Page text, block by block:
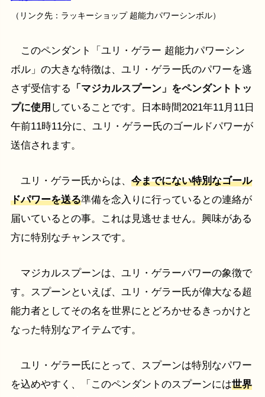
（リンク先：ラッキーショップ 超能力パワーシンボル）
このペンダント「ユリ・ゲラー 超能力パワーシン
ボル」の大きな特徴は、ユリ・ゲラー氏のパワーを逃
さず受信する
「マジカルスプーン」をペンダントトッ
プに使用 していることです。日本時間2021年11月11日
午前11時11分に、ユリ・ゲラー氏のゴールドパワーが
送信されます。
ユリ・ゲラー氏からは、 今までにない特別なゴール
ドパワーを送る準備を念入りに行っているとの連絡が
届いているとの事。これは見逃せません。興味がある
方に特別なチャンスです。
マジカルスプーンは、ユリ・ゲラーパワーの象徴で
す。スプーンといえば、ユリ・ゲラー氏が偉大なる超
能力者としてその名を世界にとどろかせるきっかけと
なった特別なアイテムです。
ユリ・ゲラー氏にとって、スプーンは特別なパワー
を込めやすく、「このペンダントのスプーンには世界